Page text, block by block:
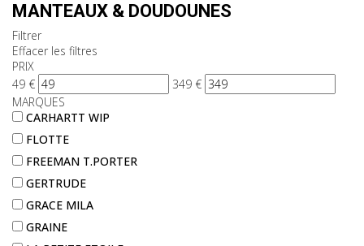
MANTEAUX & DOUDOUNES
Filtrer
Effacer les filtres
PRIX
49 € 349 €
MARQUES
CARHARTT WIP
FLOTTE
FREEMAN T.PORTER
GERTRUDE
GRACE MILA
GRAINE